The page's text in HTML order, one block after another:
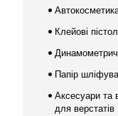
Клейові
Папір
Аксесуари та
для верстатів